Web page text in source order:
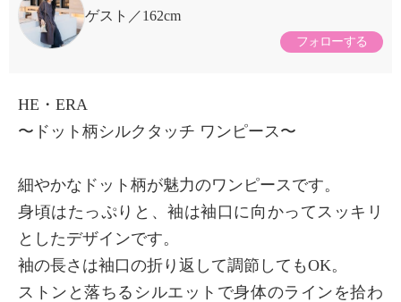
ゲスト
162cm
フォローする
HE・ERA
〜ドット柄シルクタッチ ワンピース〜
細やかなドット柄が魅力のワンピースです。
身頃はたっぷりと、袖は袖口に向かってスッキリ
としたデザインです。
袖の長さは袖口の折り返して調節してもOK。
ストンと落ちるシルエットで身体のラインを拾わ